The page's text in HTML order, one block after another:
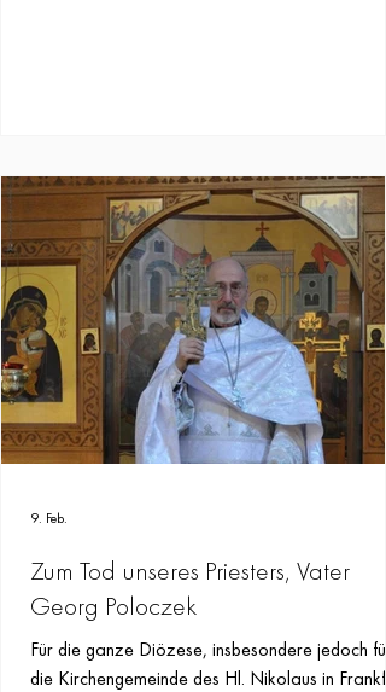
Zum Tod unseres Priesters, Vater
Georg Poloczek
Für die ganze Diözese, insbesondere jedoch für
die Kirchengemeinde des Hl. Nikolaus in
9. Feb.